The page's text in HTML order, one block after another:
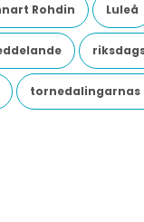
Rohdin Luleå
tornedalingarnas